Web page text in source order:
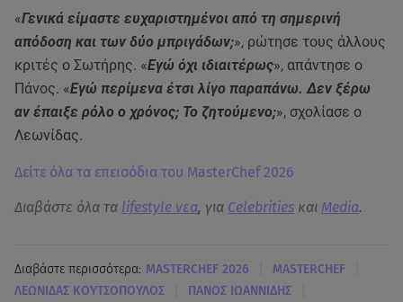
«Γενικά είμαστε ευχαριστημένοι από τη σημερινή
απόδοση και των δύο μπριγάδων;», ρώτησε τους άλλους
κριτές ο Σωτήρης. «Εγώ όχι ιδιαιτέρως», απάντησε ο
Πάνος. «Εγώ περίμενα έτσι λίγο παραπάνω. Δεν ξέρω
αν έπαιξε ρόλο ο χρόνος; Το ζητούμενο;», σχολίασε ο
Λεωνίδας.
Δείτε όλα τα επεισόδια του MasterChef 2026
Διαβάστε όλα τα lifestyle νεα, για Celebrities και Media.
Διαβάστε περισσότερα: MASTERCHEF 2026 MASTERCHEF
ΛΕΩΝΙΔΑΣ ΚΟΥΤΣΟΠΟΥΛΟΣ ΠΑΝΟΣ ΙΩΑΝΝΙΔΗΣ